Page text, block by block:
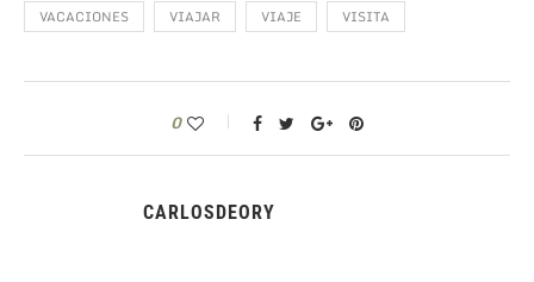
VACACIONES
VIAJAR VIAJE VISITA
0
CARLOSDEORY